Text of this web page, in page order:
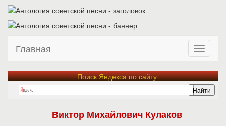
Главная
Поиск Яндекса по сайту
Виктор Михайлович Кулаков